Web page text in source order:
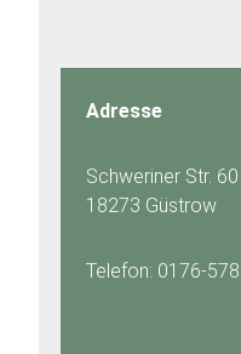
Adresse
Schweriner Str. 60
18273 Güstrow
Telefon: 0176-